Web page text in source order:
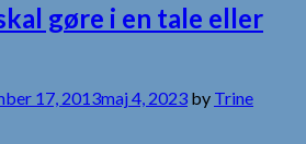
gøre i en tale eller
17, 2013maj 4, 2023 by Trine